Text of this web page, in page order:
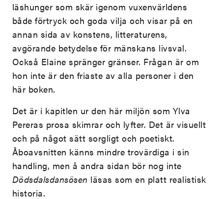
läshunger som skär igenom vuxenvärldens
både förtryck och goda vilja och visar på en
annan sida av konstens, litteraturens,
avgörande betydelse för mänskans livsval.
Också Elaine spränger gränser. Frågan är om
hon inte är den friaste av alla personer i den
här boken.
Det är i kapitlen ur den här miljön som Ylva
Pereras prosa skimrar och lyfter. Det är visuellt
och på något sätt sorgligt och poetiskt.
Åboavsnitten känns mindre trovärdiga i sin
handling, men å andra sidan bör nog inte
Dödsdalsdansösen läsas som en platt realistisk
historia.